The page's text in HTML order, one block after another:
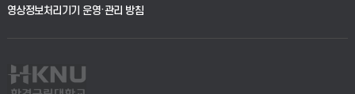
영상정보처리기기 운영·관리 방침